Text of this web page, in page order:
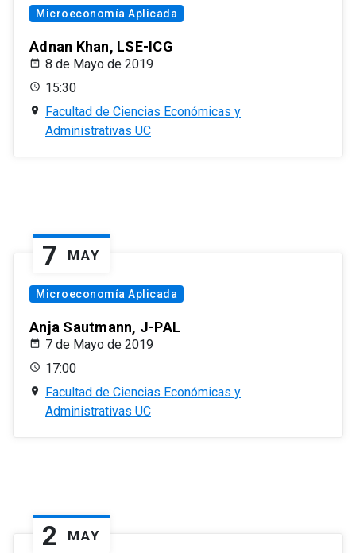
Microeconomía Aplicada
Adnan Khan, LSE-ICG
8 de Mayo de 2019
15:30
Facultad de Ciencias Económicas y
Administrativas UC
7 MAY
Microeconomía Aplicada
Anja Sautmann, J-PAL
7 de Mayo de 2019
17:00
Facultad de Ciencias Económicas y
Administrativas UC
2 MAY